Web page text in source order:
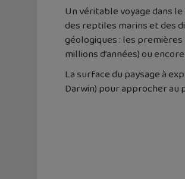
Un véritable voyage dans
des reptiles marins et des
géologiques : les premières
millions d’années) ou
La surface du paysage à
Darwin) pour approcher